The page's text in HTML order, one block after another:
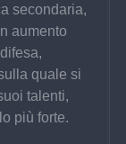
secondaria,
aumento
quale si
talenti,
più forte.